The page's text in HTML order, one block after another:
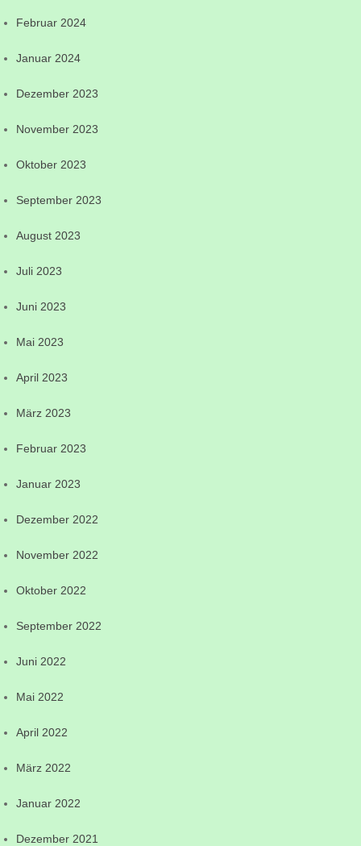
Februar 2024
Januar 2024
Dezember 2023
November 2023
Oktober 2023
September 2023
August 2023
Juli 2023
Juni 2023
Mai 2023
April 2023
März 2023
Februar 2023
Januar 2023
Dezember 2022
November 2022
Oktober 2022
September 2022
Juni 2022
Mai 2022
April 2022
März 2022
Januar 2022
Dezember 2021